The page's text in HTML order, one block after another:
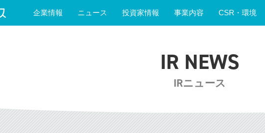
企業情報 ニュース 投資家情報 事業内容 CSR・環境
IR NEWS
IRニュース